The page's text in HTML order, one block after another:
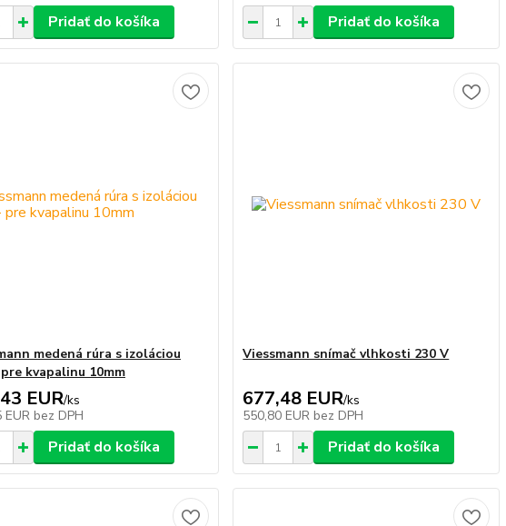
Pridať do košíka Pridať do košíka
medená rúra s izoláciou
kvapalinu 10mm
EUR/ks
EUR bez DPH
Pridať do košíka
Viessmann snímač vlhkosti 230 V
677,48 EUR/ks
550,80 EUR bez DPH
Pridať do košíka